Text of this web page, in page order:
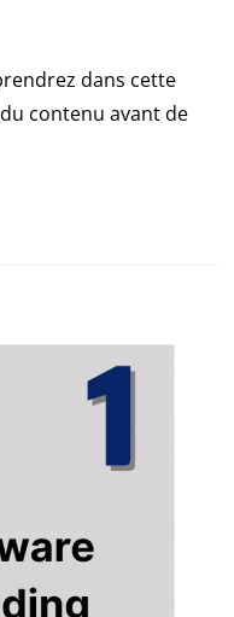
dans cette
contenu avant de